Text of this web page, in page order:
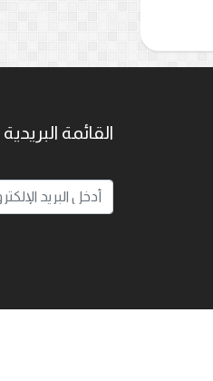
القائمة البريدية